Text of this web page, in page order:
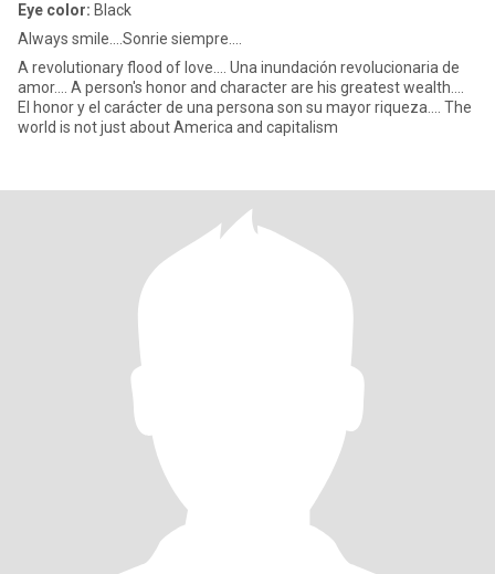
Eye color: Black
Always smile....Sonrie siempre....
A revolutionary flood of love.... Una inundación revolucionaria de
amor.... A person's honor and character are his greatest wealth....
El honor y el carácter de una persona son su mayor riqueza.... The
world is not just about America and capitalism